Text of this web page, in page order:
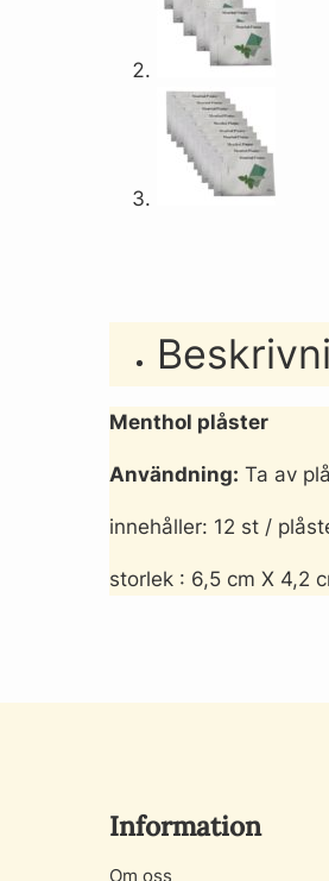
Menthol plåster
Användning: Ta av
innehåller: 12 st /
storlek : 6,5 cm X 4,2
Information
Om oss